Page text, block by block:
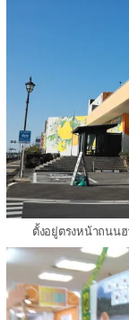
ตั้งอยู่ตรงหน้าถนน